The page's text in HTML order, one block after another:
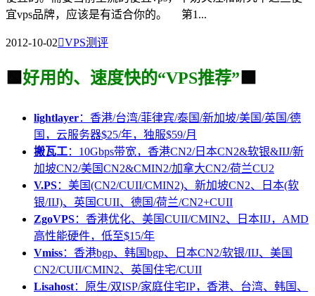
宜vps品牌，应该是有适合你的。 第1...
2012-10-02VPS测评
🟩 好用的、速度快的“VPS推荐” 🟩
lightlayer：香港/台湾/菲律宾/泰国/新加坡/美国/英国/德
国，云服务器$25/年，独服$59/月
搬瓦工：10Gbps带宽，香港CN2/日本CN2&软银&IIJ/新
加坡CN2/美国CN2&CMIN2/加拿大CN2/荷兰CU2
V.PS：美国(CN2/CUII/CMIN2)、新加坡CN2、日本(软
银/IIJ)、英国CUII、德国/荷兰/CN2+CUII
ZgoVPS：香港优化、美国CUII/CMIN2、日本IIJ，AMD
高性能硬件，低至$15/年
Vmiss：香港bgp、韩国bgp、日本CN2/软银/IIJ、美国
CN2/CUII/CMIN2、英国住宅/CUII
Lisahost：原生/双ISP/家庭住宅IP，香港、台湾、韩国、